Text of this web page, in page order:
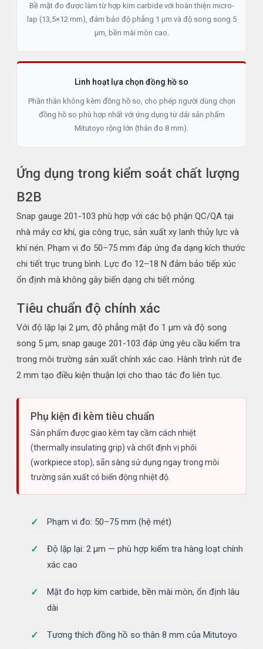
Bề mặt đo được làm từ hợp kim carbide với hoàn thiện micro-
lap (13,5×12 mm), đảm bảo độ phẳng 1 µm và độ song song 5
µm, bền mài mòn cao.
Linh hoạt lựa chọn đồng hồ so
Phần thân không kèm đồng hồ so, cho phép người dùng chọn
đồng hồ so phù hợp nhất với ứng dụng từ dải sản phẩm
Mitutoyo rộng lớn (thân đo 8 mm).
Ứng dụng trong kiểm soát chất lượng
B2B
Snap gauge 201-103 phù hợp với các bộ phận QC/QA tại
nhà máy cơ khí, gia công trục, sản xuất xy lanh thủy lực và
khí nén. Phạm vi đo 50–75 mm đáp ứng đa dạng kích thước
chi tiết trục trung bình. Lực đo 12–18 N đảm bảo tiếp xúc
ổn định mà không gây biến dạng chi tiết mỏng.
Tiêu chuẩn độ chính xác
Với độ lặp lại 2 µm, độ phẳng mặt đo 1 µm và độ song
song 5 µm, snap gauge 201-103 đáp ứng yêu cầu kiểm tra
trong môi trường sản xuất chính xác cao. Hành trình rút đe
2 mm tạo điều kiện thuận lợi cho thao tác đo liên tục.
Phụ kiện đi kèm tiêu chuẩn
Sản phẩm được giao kèm tay cầm cách nhiệt
(thermally insulating grip) và chốt định vị phôi
(workpiece stop), sẵn sàng sử dụng ngay trong môi
trường sản xuất có biến động nhiệt độ.
Phạm vi đo: 50–75 mm (hệ mét)
Độ lặp lại: 2 µm — phù hợp kiểm tra hàng loạt chính
xác cao
Mặt đo hợp kim carbide, bền mài mòn, ổn định lâu
dài
Tương thích đồng hồ so thân 8 mm của Mitutoyo